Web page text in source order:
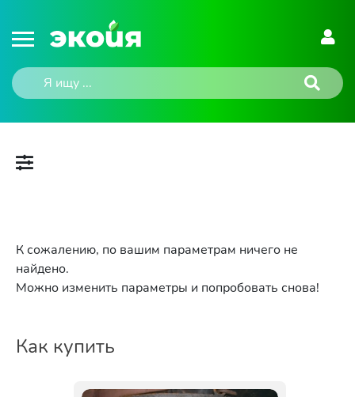
К сожалению, по вашим параметрам ничего не
найдено.
Можно изменить параметры и попробовать снова!
Как купить